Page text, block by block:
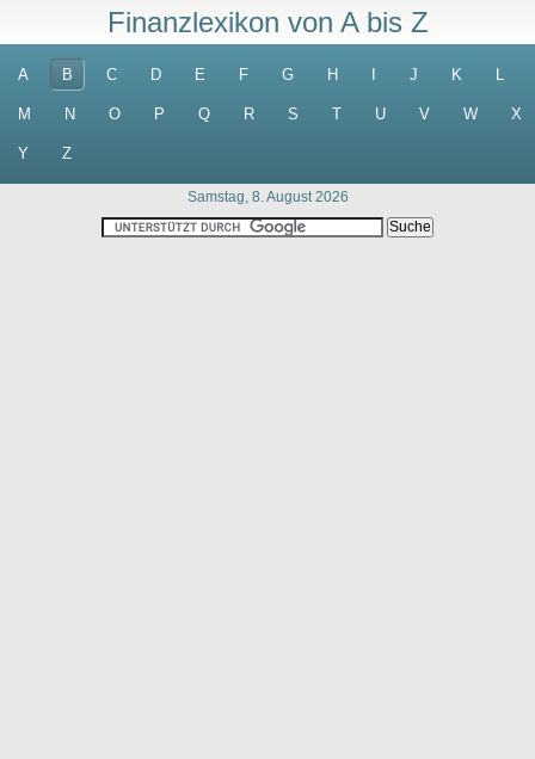
Finanzlexikon von A bis Z
A B C D E F G H J K L
M N O P Q R S T U V W X
Y Z
Samstag, 8. August 2026